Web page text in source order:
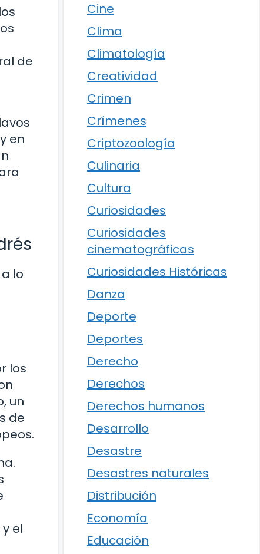
de
en
lo
los
un
de
el
Cine
Clima
Climatología
Creatividad
Crimen
Crímenes
Criptozoología
Culinaria
Cultura
Curiosidades
Curiosidades
cinematográficas
Curiosidades Históricas
Danza
Deporte
Deportes
Derecho
Derechos
Derechos humanos
Desarrollo
Desastre
Desastres naturales
Distribución
Economía
Educación